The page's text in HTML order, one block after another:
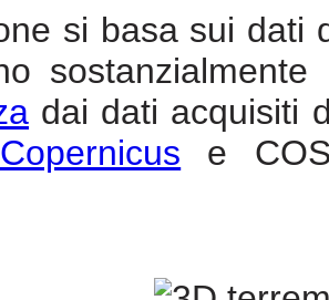
si basa sui dati
dai dati acquisiti
e